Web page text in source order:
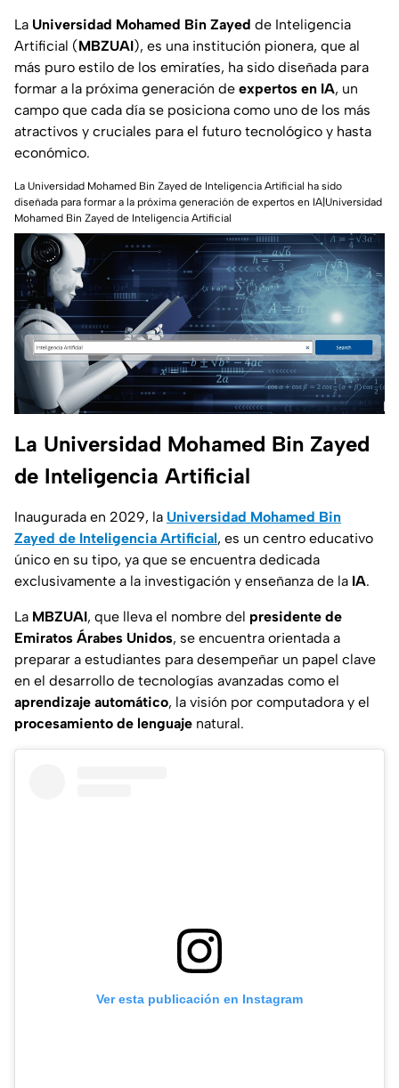
La Universidad Mohamed Bin Zayed de Inteligencia
Artificial (MBZUAI), es una institución pionera, que al
más puro estilo de los emiratíes, ha sido diseñada para
formar a la próxima generación de expertos en IA, un
campo que cada día se posiciona como uno de los más
atractivos y cruciales para el futuro tecnológico y hasta
económico.
La Universidad Mohamed Bin Zayed de Inteligencia Artificial ha sido
diseñada para formar a la próxima generación de expertos en IA| Universidad
Mohamed Bin Zayed de Inteligencia Artificial
La Universidad Mohamed Bin Zayed
de Inteligencia Artificial
Inaugurada en 2029, la Universidad Mohamed Bin
Zayed de Inteligencia Artificial, es un centro educativo
único en su tipo, ya que se encuentra dedicada
exclusivamente a la investigación y enseñanza de la IA.
La MBZUAI, que lleva el nombre del presidente de
Emiratos Árabes Unidos, se encuentra orientada a
preparar a estudiantes para desempeñar un papel clave
en el desarrollo de tecnologías avanzadas como el
aprendizaje automático, la visión por computadora y el
procesamiento de lenguaje natural.
Ver esta publicación en Instagram